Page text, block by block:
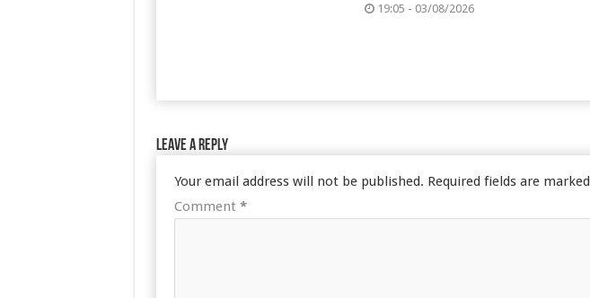
19:05 - 03/08/2026
Leave a Reply
Your email address will not be published. Required fields are marked
Comment *